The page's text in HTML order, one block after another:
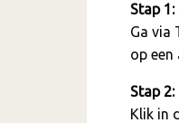
Stap
Ga via
op een
Stap
Klik in